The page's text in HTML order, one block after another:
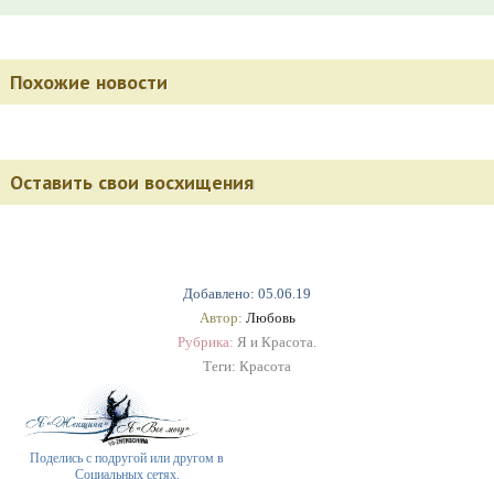
Добавлено: 05.06.19
Автор: Любовь
Рубрика: Я и Красота.
Теги: Красота
Поделись с подругой или другом в
Социальных сетях.
Похожие новости
Оставить свои восхищения